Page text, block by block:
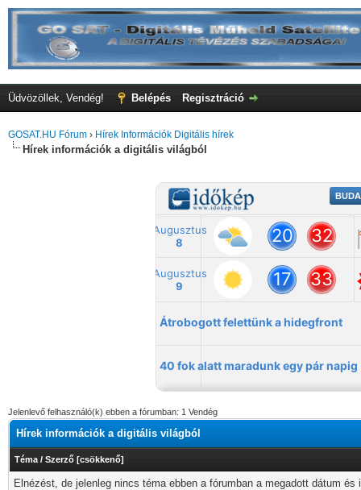
Üdvözöllek, Vendég! Belépés Regisztráció
GOSAT.HU Fórum › Hírek Információk Digitális hírek
Hírek információk a digitális világból
Jelenlevő felhasználó(k) ebben a fórumban: 1 Vendég
Hírek információk a digitális világból
Téma / Szerző [csökkenő]
Elnézést, de jelenleg nincs téma ebben a fórumban a megadott dátum